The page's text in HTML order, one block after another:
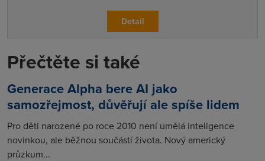
Detail
Přečtěte si také
Generace Alpha bere AI jako
samozřejmost, důvěřují ale spíše lidem
Pro děti narozené po roce 2010 není umělá inteligence
novinkou, ale běžnou součástí života. Nový americký
průzkum...